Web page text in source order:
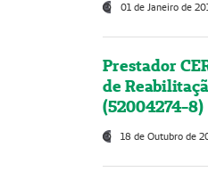
01 de Janeiro de
Prestador
de
(52004274-8)
18 de Outubro de